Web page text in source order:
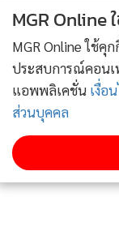
MGR Online
MGR Online ใช้คุ
ประสบการณ์คอน
แอพพลิเคชั่น เงื่อ
ส่วนบุคคล